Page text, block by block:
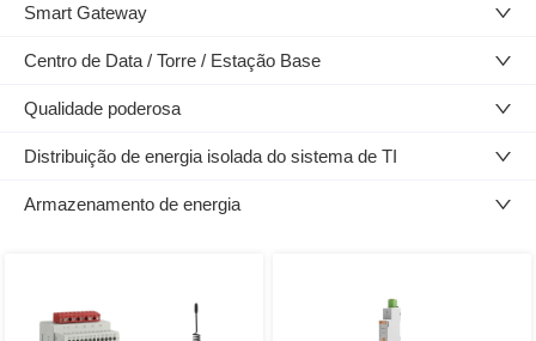
Smart Gateway
Centro de Data / Torre / Estação Base
Qualidade poderosa
Distribuição de energia isolada do sistema de TI
Armazenamento de energia